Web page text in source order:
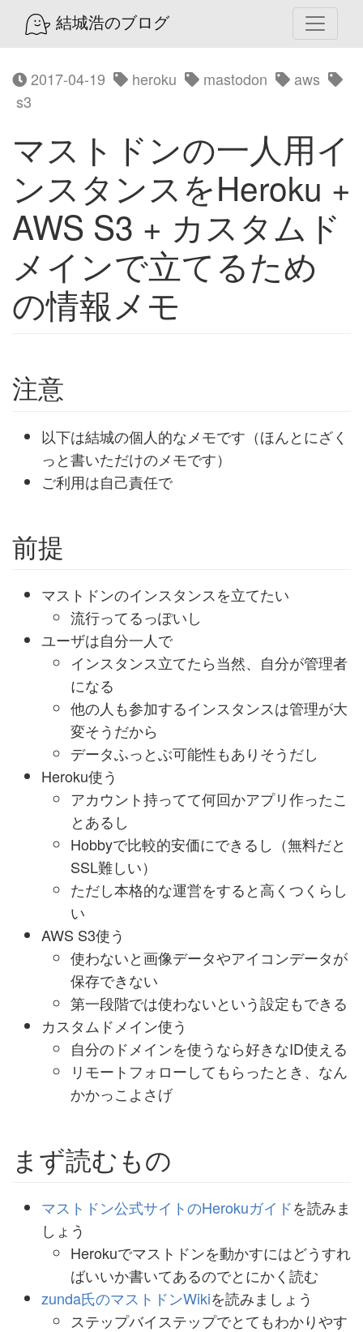
結城浩のブログ
2017-04-19 heroku mastodon
aws
s3
マストドンの一人用イ
ンスタンスをHeroku +
AWS S3 + カスタムド
メインで立てるため
の情報メモ
注意
以下は結城の個人的なメモです（ほんとにざく
っと書いただけのメモです）
ご利用は自己責任で
前提
マストドンのインスタンスを立てたい
流行ってるっぽいし
ユーザは自分一人で
インスタンス立てたら当然、自分が管理者
になる
他の人も参加するインスタンスは管理が大
変そうだから
データふっとぶ可能性もありそうだし
Heroku使う
アカウント持ってて何回かアプリ作ったこ
とあるし
Hobbyで比較的安価にできるし（無料だと
SSL難しい）
ただし本格的な運営をすると高くつくらし
い
AWS S3使う
使わないと画像データやアイコンデータが
保存できない
第一段階では使わないという設定もできる
カスタムドメイン使う
自分のドメインを使うなら好きなID使える
リモートフォローしてもらったとき、なん
かかっこよさげ
まず読むもの
マストドン公式サイトのHerokuガイドを読みま
しょう
Herokuでマストドンを動かすにはどうすれ
ばいいか書いてあるのでとにかく読む
zunda氏のマストドンWikiを読みましょう
ステップバイステップでとてもわかりやす